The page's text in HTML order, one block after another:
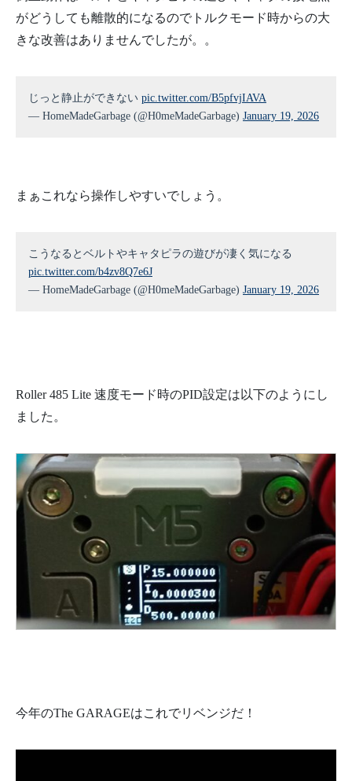
がどうしても離散的になるのでトルクモード時からの大
きな改善はありませんでしたが。。
じっと静止ができない pic.twitter.com/B5pfvjIAVA
— HomeMadeGarbage (@H0meMadeGarbage) January 19, 2026
まぁこれなら操作しやすいでしょう。
こうなるとベルトやキャタピラの遊びが凄く気になる
pic.twitter.com/b4zv8Q7e6J
— HomeMadeGarbage (@H0meMadeGarbage) January 19, 2026
Roller 485 Lite 速度モード時のPID設定は以下のようにし
ました。
今年のThe GARAGEはこれでリベンジだ！